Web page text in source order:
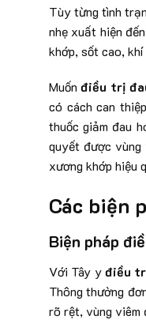
Tùy từng tình
nhẹ xuất hiện
khớp, sốt cao,
Muốnđiều trị
có cách can
thuốc giảm đau
quyết được
xương khớp hiệu
Các biện
Biện pháp
Với Tây yđiều
Thông thường
rõ rệt, vùng viêm